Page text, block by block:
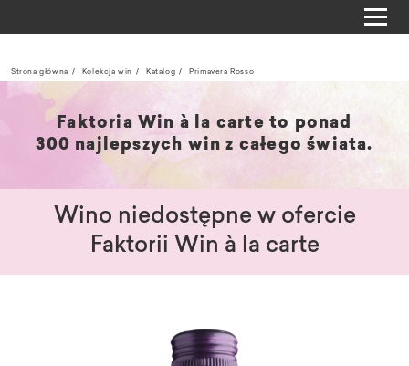
Strona główna Kolekcja win Katalog Primavera Rosso
Faktoria Win à la carte to ponad
300 najlepszych win z całego świata.
Wino niedostępne w ofercie
Faktorii Win à la carte